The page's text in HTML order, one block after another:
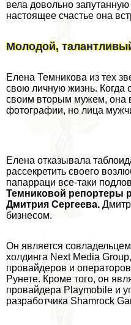
вела довольно
настоящее счастье она
Молодой,
Елена Темникова из тех
свою личную жизнь. Когда
своим вторым мужем, она
фотографии, но лица
Елена отказывала
рассекретить своего
папарраци все-таки
Темниковой репортеры
Дмитрия Сергеева.
бизнесом.
Он является
холдинга Next Media
провайдеров и
Рунете. Кроме того, он
провайдера Playmobile и
разработчика Shamrock